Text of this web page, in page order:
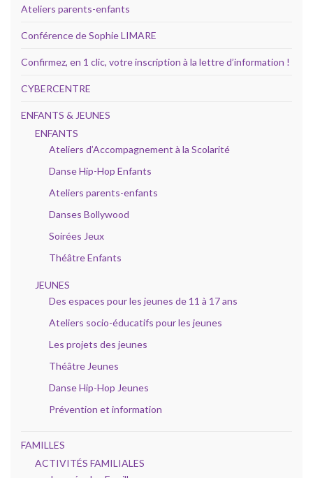
Ateliers parents-enfants
Conférence de Sophie LIMARE
Confirmez, en 1 clic, votre inscription à la lettre d’information !
CYBERCENTRE
ENFANTS & JEUNES
ENFANTS
Ateliers d’Accompagnement à la Scolarité
Danse Hip-Hop Enfants
Ateliers parents-enfants
Danses Bollywood
Soirées Jeux
Théâtre Enfants
JEUNES
Des espaces pour les jeunes de 11 à 17 ans
Ateliers socio-éducatifs pour les jeunes
Les projets des jeunes
Théâtre Jeunes
Danse Hip-Hop Jeunes
Prévention et information
FAMILLES
ACTIVITÉS FAMILIALES